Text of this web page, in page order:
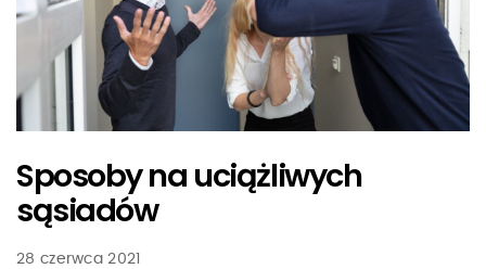
Sposoby na uciążliwych
sąsiadów
28 czerwca 2021